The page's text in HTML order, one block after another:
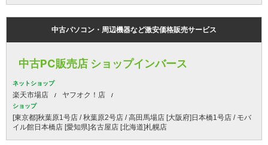
中古パソコン・周辺機器など激安価格販売サービス
中古PC販売店 ショップインバース
ネットショップ
楽天市場店 ヤフオク！店
ショップ
[東京都]秋葉原1号店 / 秋葉原2号店 / 高田馬場店 [大阪府]日本橋1号店 / モバ
イル館日本橋店 [愛知県]名古屋店 [北海道]札幌店